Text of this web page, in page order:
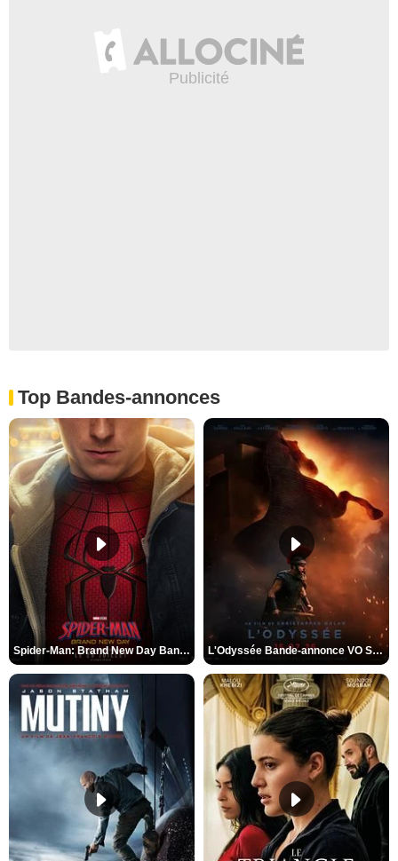
Top Bandes-annonces
Spider-Man: Brand New Day Bande-annonce VO STFR L'Odyssée Bande-annonce VO STFR